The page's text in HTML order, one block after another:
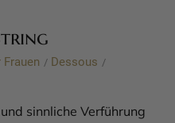
/ Dessous /
sinnliche Verführung